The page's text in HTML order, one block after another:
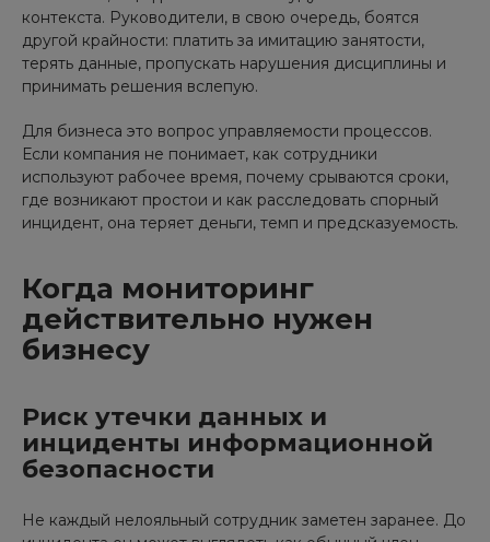
контекста. Руководители, в свою очередь, боятся
другой крайности: платить за имитацию занятости,
терять данные, пропускать нарушения дисциплины и
принимать решения вслепую.
Для бизнеса это вопрос управляемости процессов.
Если компания не понимает, как сотрудники
используют рабочее время, почему срываются сроки,
где возникают простои и как расследовать спорный
инцидент, она теряет деньги, темп и предсказуемость.
Когда мониторинг
действительно нужен
бизнесу
Риск утечки данных и
инциденты информационной
безопасности
Не каждый нелояльный сотрудник заметен заранее. До